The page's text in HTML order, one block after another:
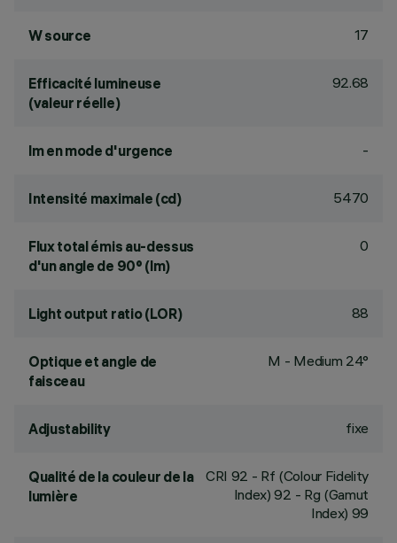
W source 17
Efficacité lumineuse
(valeur réelle)
92.68
lm en mode d'urgence -
Intensité maximale (cd) 5470
Flux total émis au-dessus
d'un angle de 90° (lm)
0
Light output ratio (LOR) 88
Optique et angle de
faisceau
M - Medium 24°
Adjustability fixe
Qualité de la couleur de la
lumière
CRI 92 - Rf (Colour Fidelity
Index) 92 - Rg (Gamut
Index) 99